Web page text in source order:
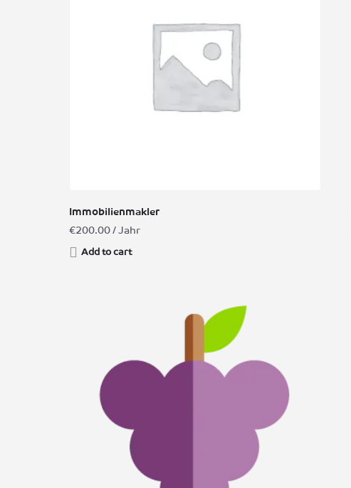
Immobilienmakler
€200.00/ Jahr
Add to cart